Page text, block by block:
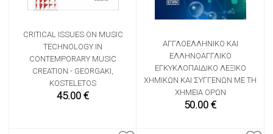
CRITICAL ISSUES ON MUSIC
TECHNOLOGY IN
CONTEMPORARY MUSIC
CREATION - GEORGAKI,
KOSTELETOS
45.00 €
ΑΓΓΛΟΕΛΛΗΝΙΚΌ ΚΑΙ
ΕΛΛΗΝΟΑΓΓΛΙΚΌ
ΕΓΚΥΚΛΟΠΑΙΔΙΚΌ ΛΕΞΙΚΌ
ΧΗΜΙΚΏΝ ΚΑΙ ΣΥΓΓΕΝΏΝ ΜΕ ΤΗ
ΧΗΜΕΊΑ ΌΡΩΝ
50.00 €